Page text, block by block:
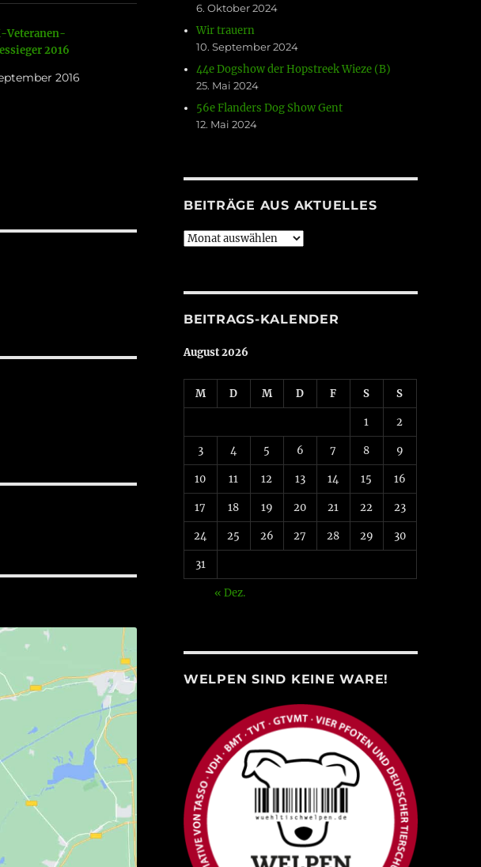
Veteranen-
2016
2016
6. Oktober 2024
Wir trauern
10. September 2024
44e Dogshow der Hopstreek Wieze (B)
25. Mai 2024
56e Flanders Dog Show Gent
12. Mai 2024
BEITRÄGE AUS AKTUELLES
Beiträge
BEITRAGS-KALENDER
August 2026
M D M D F S S
1 2
3 4 5 6 7 8 9
10 11 12 13 14 15 16
17 18 19 20 21 22 23
24 25 26 27 28 29 30
31
« Dez.
WELPEN SIND KEINE WARE!